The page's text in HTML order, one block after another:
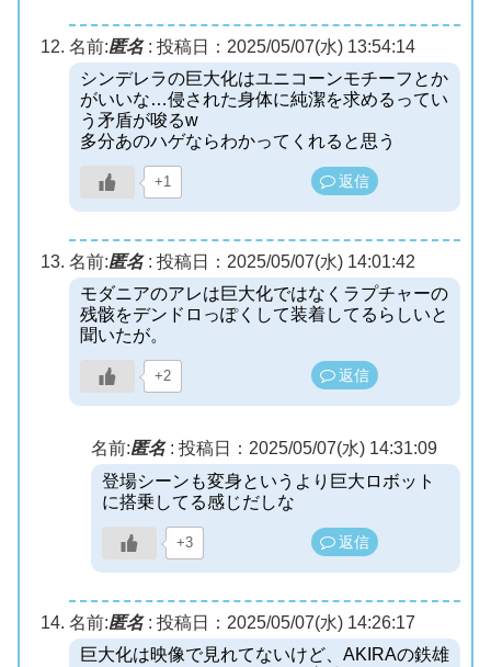
名前:匿名: 投稿日：2025/05/07(水) 13:54:14
シンデレラの巨大化はユニコーンモチーフとか
がいいな…侵された身体に純潔を求めるってい
う矛盾が唆るw
多分あのハゲならわかってくれると思う
+1 返信
名前:匿名: 投稿日：2025/05/07(水) 14:01:42
モダニアのアレは巨大化ではなくラプチャーの
残骸をデンドロっぽくして装着してるらしいと
聞いたが。
+2 返信
名前:匿名: 投稿日：2025/05/07(水) 14:31:09
登場シーンも変身というより巨大ロボット
に搭乗してる感じだしな
+3 返信
名前:匿名: 投稿日：2025/05/07(水) 14:26:17
巨大化は映像で見れてないけど、AKIRAの鉄雄